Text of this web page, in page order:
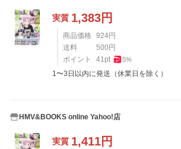
実質 1,383円
商品価格 924円
送料
500 円
ポイント
41pt 5%
1〜3日以内に発送（休業日を除く）
HMV&BOOKS online Yahoo!店
実質 1,411円